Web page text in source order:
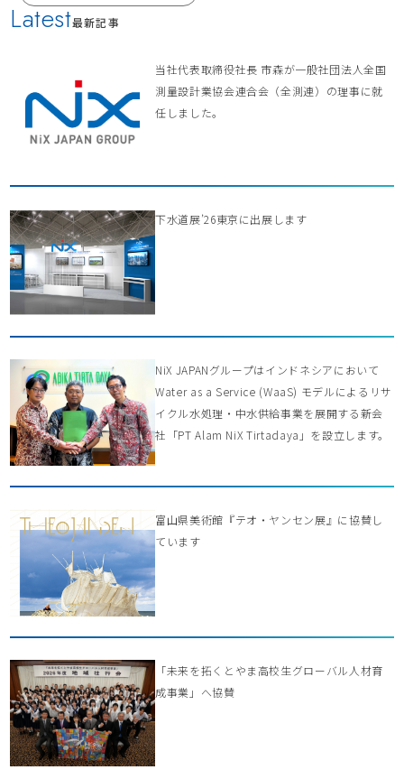
Latest最新記事
当社代表取締役社長 市森が一般社団法人全国
測量設計業協会連合会（全測連）の理事に就
任しました。
下水道展’26東京に出展します
NiX JAPANグループはインドネシアにおいて
Water as a Service (WaaS) モデルによるリサ
イクル水処理・中水供給事業を展開する新会
社「PT Alam NiX Tirtadaya」を設立します。
富山県美術館『テオ・ヤンセン展』に協賛し
ています
「未来を拓くとやま高校生グローバル人材育
成事業」へ協賛